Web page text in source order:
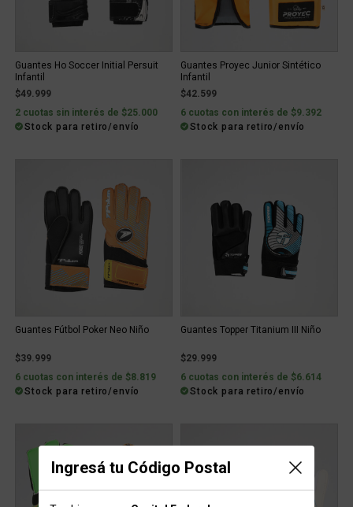
Ingresá tu Código Postal
Guantes Ho Soccer Initial Persuit
Infantil
$49.999
2 cuotas sin interés de $25.000
Stock para retiro/envío
Guantes Proyec Junior Sintético
Infantil
$42.599
6 cuotas con interés de $9.392
Stock para retiro/envío
Guantes Fútbol Poker Neo Niño
$39.999
6 cuotas con interés de $8.819
Stock para retiro/envío
Guantes Topper Titanium III Niño
$29.999
6 cuotas con interés de $6.614
Stock para retiro/envío